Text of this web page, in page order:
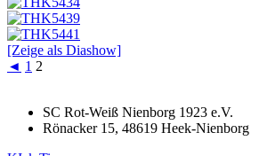
[Zeige als Diashow]
◄ 1 2
SC Rot-Weiß Nienborg 1923 e.V.
Rönacker 15, 48619 Heek-Nienborg